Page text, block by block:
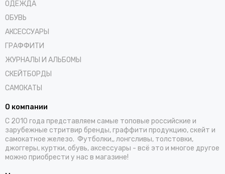
ОДЕЖДА
ОБУВЬ
АКСЕССУАРЫ
ГРАФФИТИ
ЖУРНАЛЫ И АЛЬБОМЫ
СКЕЙТБОРДЫ
САМОКАТЫ
О компании
С 2010 года представляем самые топовые российские и
зарубежные стритвир бренды, граффити продукцию, скейт и
самокатное железо. Футболки,, лонгсливы, толстовки,
джоггеры, куртки, обувь, аксессуары - всё это и многое другое
можно приобрести у нас в магазине!